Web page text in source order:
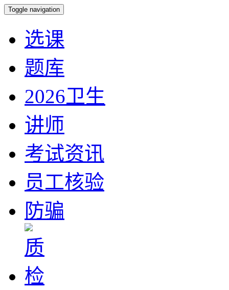
Toggle navigation
选课
题库
2026卫生
讲师
考试资讯
员工核验
防骗